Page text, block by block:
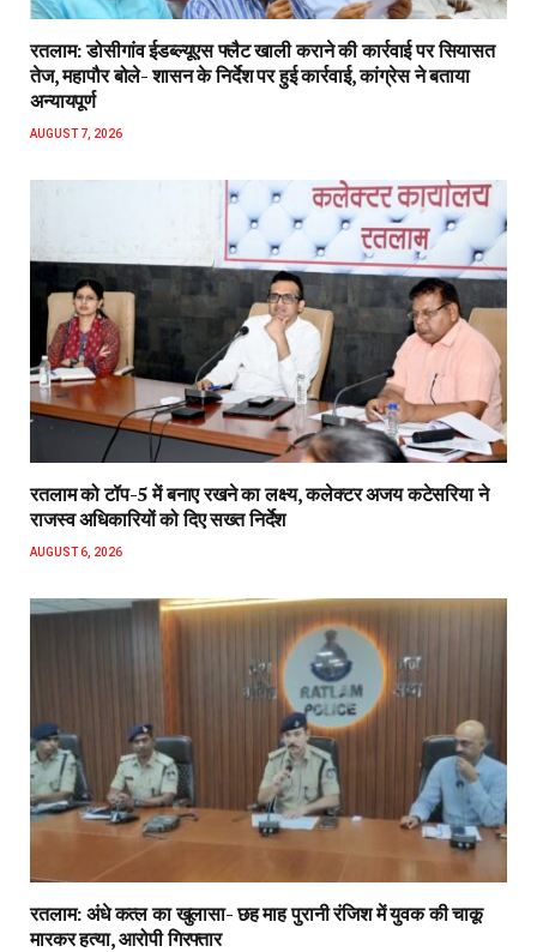
रतलाम: डोसीगांव ईडब्ल्यूएस फ्लैट खाली कराने की कार्रवाई पर सियासत
तेज, महापौर बोले- शासन के निर्देश पर हुई कार्रवाई, कांग्रेस ने बताया
अन्यायपूर्ण
AUGUST 7, 2026
रतलाम को टॉप-5 में बनाए रखने का लक्ष्य, कलेक्टर अजय कटेसरिया ने
राजस्व अधिकारियों को दिए सख्त निर्देश
AUGUST 6, 2026
रतलाम: अंधे कत्ल का खुलासा- छह माह पुरानी रंजिश में युवक की चाकू
मारकर हत्या, आरोपी गिरफ्तार